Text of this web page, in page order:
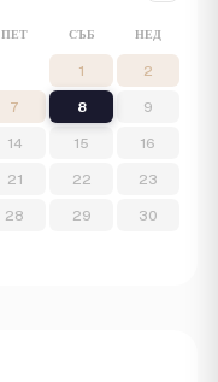
ПЕТ СЪБ НЕД
1 2
7 8 9
14 15 16
21 22 23
28 29 30